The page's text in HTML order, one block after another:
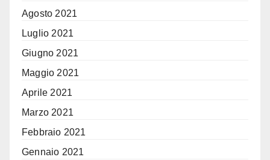
Agosto 2021
Luglio 2021
Giugno 2021
Maggio 2021
Aprile 2021
Marzo 2021
Febbraio 2021
Gennaio 2021